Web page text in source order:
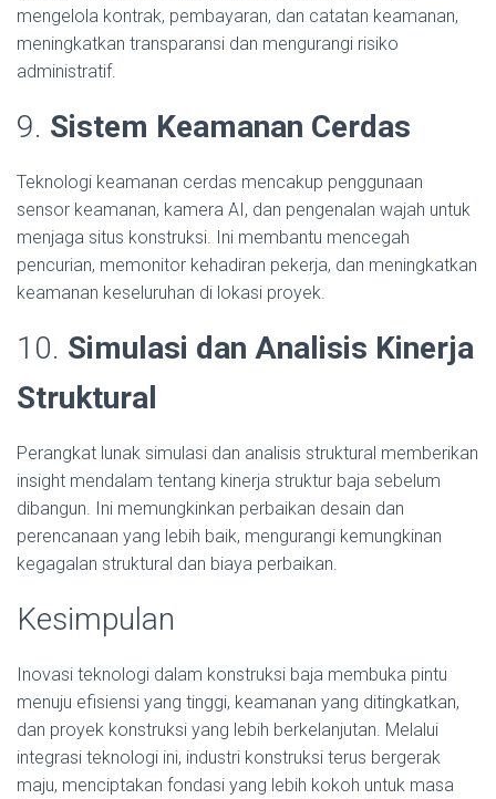
mengelola kontrak, pembayaran, dan catatan keamanan,
meningkatkan transparansi dan mengurangi risiko
administratif.
9. Sistem Keamanan Cerdas
Teknologi keamanan cerdas mencakup penggunaan
sensor keamanan, kamera AI, dan pengenalan wajah untuk
menjaga situs konstruksi. Ini membantu mencegah
pencurian, memonitor kehadiran pekerja, dan meningkatkan
keamanan keseluruhan di lokasi proyek.
10. Simulasi dan Analisis Kinerja
Struktural
Perangkat lunak simulasi dan analisis struktural memberikan
insight mendalam tentang kinerja struktur baja sebelum
dibangun. Ini memungkinkan perbaikan desain dan
perencanaan yang lebih baik, mengurangi kemungkinan
kegagalan struktural dan biaya perbaikan.
Kesimpulan
Inovasi teknologi dalam konstruksi baja membuka pintu
menuju efisiensi yang tinggi, keamanan yang ditingkatkan,
dan proyek konstruksi yang lebih berkelanjutan. Melalui
integrasi teknologi ini, industri konstruksi terus bergerak
maju, menciptakan fondasi yang lebih kokoh untuk masa